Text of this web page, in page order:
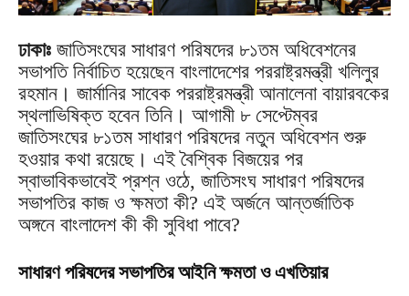
ঢাকাঃ জাতিসংঘের সাধারণ পরিষদের ৮১তম অধিবেশনের
সভাপতি নির্বাচিত হয়েছেন বাংলাদেশের পররাষ্ট্রমন্ত্রী খলিলুর
রহমান। জার্মানির সাবেক পররাষ্ট্রমন্ত্রী আনালেনা বায়ারবকের
স্থলাভিষিক্ত হবেন তিনি। আগামী ৮ সেপ্টেম্বর
জাতিসংঘের ৮১তম সাধারণ পরিষদের নতুন অধিবেশন শুরু
হওয়ার কথা রয়েছে। এই বৈশ্বিক বিজয়ের পর
স্বাভাবিকভাবেই প্রশ্ন ওঠে, জাতিসংঘ সাধারণ পরিষদের
সভাপতির কাজ ও ক্ষমতা কী? এই অর্জনে আন্তর্জাতিক
অঙ্গনে বাংলাদেশ কী কী সুবিধা পাবে?
সাধারণ পরিষদের সভাপতির আইনি ক্ষমতা ও এখতিয়ার